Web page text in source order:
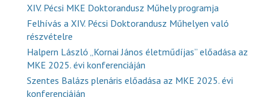
XIV. Pécsi MKE Doktorandusz Műhely programja
Felhívás a XIV. Pécsi Doktorandusz Műhelyen való
részvételre
Halpern László „Kornai János életműdíjas” előadása az
MKE 2025. évi konferenciáján
Szentes Balázs plenáris előadása az MKE 2025. évi
konferenciáján